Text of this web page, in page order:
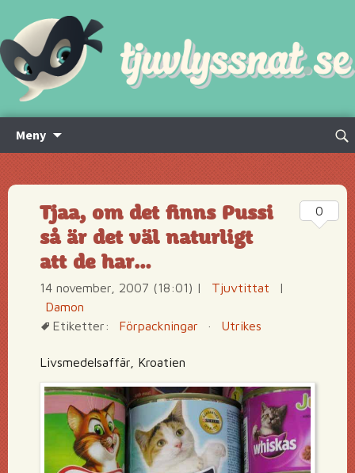
Meny
innehåll
Sök
Tjaa, om det finns Pussi
så är det väl naturligt
att de har…
14 november, 2007 (18:01) | Tjuvtittat
|
Damon
Etiketter:
Förpackningar · Utrikes
Livsmedelsaffär, Kroatien
0